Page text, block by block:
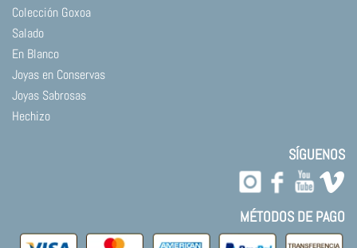
Colección Goxoa
Salado
En Blanco
Joyas en Conservas
Joyas Sabrosas
Hechizo
SÍGUENOS
MÉTODOS DE PAGO